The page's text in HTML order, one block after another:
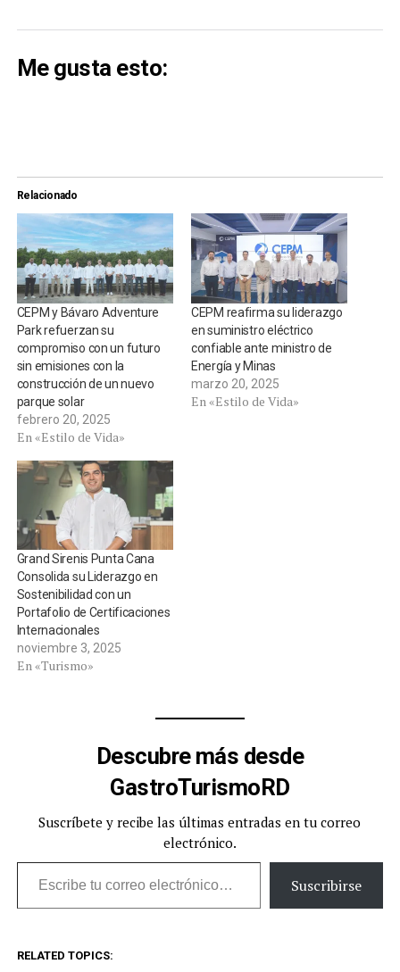
Me gusta esto:
Relacionado
CEPM y Bávaro Adventure
Park refuerzan su
compromiso con un futuro
sin emisiones con la
construcción de un nuevo
parque solar
febrero 20, 2025
En «Estilo de Vida»
CEPM reafirma su liderazgo
en suministro eléctrico
confiable ante ministro de
Energía y Minas
marzo 20, 2025
En «Estilo de Vida»
Grand Sirenis Punta Cana
Consolida su Liderazgo en
Sostenibilidad con un
Portafolio de Certificaciones
Internacionales
noviembre 3, 2025
En «Turismo»
Descubre más desde
GastroTurismoRD
Suscríbete y recibe las últimas entradas en tu correo
electrónico.
Escribe tu correo electrónico…
Suscribirse
RELATED TOPICS: